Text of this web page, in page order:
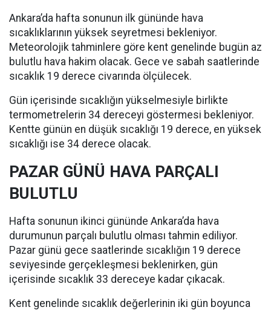
Ankara’da hafta sonunun ilk gününde hava
sıcaklıklarının yüksek seyretmesi bekleniyor.
Meteorolojik tahminlere göre kent genelinde bugün az
bulutlu hava hakim olacak. Gece ve sabah saatlerinde
sıcaklık 19 derece civarında ölçülecek.
Gün içerisinde sıcaklığın yükselmesiyle birlikte
termometrelerin 34 dereceyi göstermesi bekleniyor.
Kentte günün en düşük sıcaklığı 19 derece, en yüksek
sıcaklığı ise 34 derece olacak.
PAZAR GÜNÜ HAVA PARÇALI
BULUTLU
Hafta sonunun ikinci gününde Ankara’da hava
durumunun parçalı bulutlu olması tahmin ediliyor.
Pazar günü gece saatlerinde sıcaklığın 19 derece
seviyesinde gerçekleşmesi beklenirken, gün
içerisinde sıcaklık 33 dereceye kadar çıkacak.
Kent genelinde sıcaklık değerlerinin iki gün boyunca